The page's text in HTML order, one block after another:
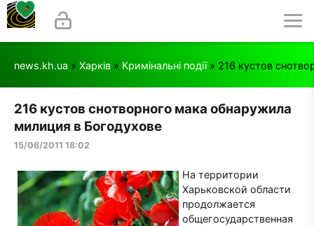
news.kh.ua » Харків » Кримінальні події» 216 кустов
216 кустов снотворного мака обнаружила
милиция в Богодухове
15/06/2011 18:02
На территории
Харьковской области
продолжается
общегосударственная